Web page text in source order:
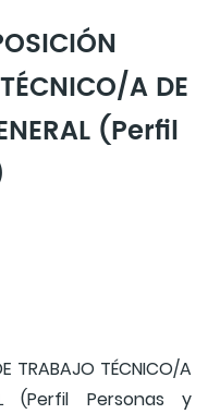
A DE
(Perfil
TRABAJO TÉCNICO/A
(Perfil Personas y